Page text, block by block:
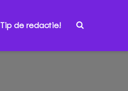
Tip de redactie!